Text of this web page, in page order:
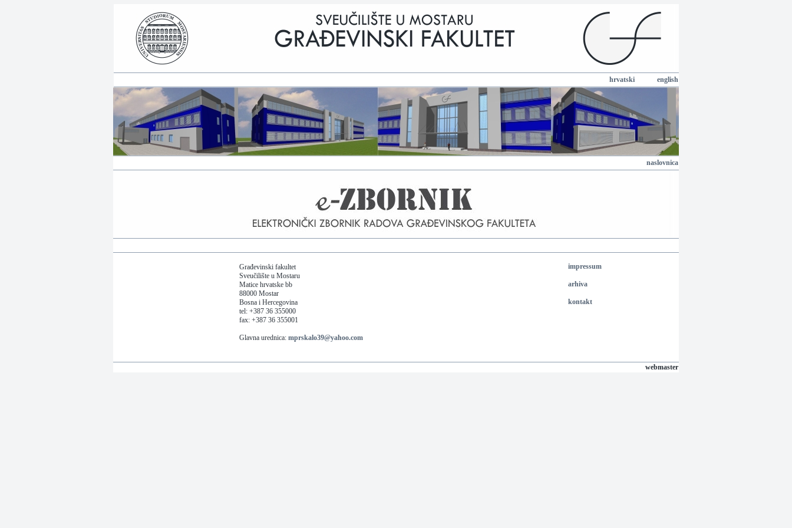
hrvatski english
naslovnica
Građevinski fakultet
Sveučilište u Mostaru
Matice hrvatske bb
88000 Mostar
Bosna i Hercegovina
tel: +387 36 355000
fax: +387 36 355001
Glavna urednica: mprskalo39@yahoo.com
impressum
arhiva
kontakt
webmaster